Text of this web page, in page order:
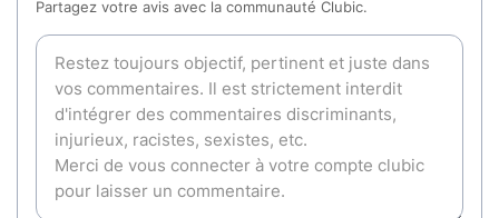
Partagez votre avis avec la communauté Clubic.